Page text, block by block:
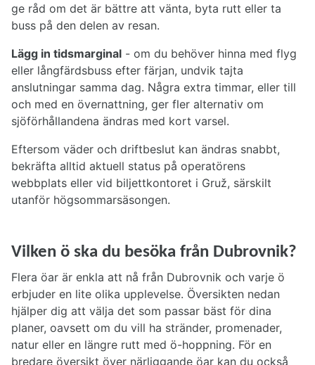
ge råd om det är bättre att vänta, byta rutt eller ta
buss på den delen av resan.
Lägg in tidsmarginal - om du behöver hinna med flyg
eller långfärdsbuss efter färjan, undvik tajta
anslutningar samma dag. Några extra timmar, eller till
och med en övernattning, ger fler alternativ om
sjöförhållandena ändras med kort varsel.
Eftersom väder och driftbeslut kan ändras snabbt,
bekräfta alltid aktuell status på operatörens
webbplats eller vid biljettkontoret i Gruž, särskilt
utanför högsommarsäsongen.
Vilken ö ska du besöka från Dubrovnik?
Flera öar är enkla att nå från Dubrovnik och varje ö
erbjuder en lite olika upplevelse. Översikten nedan
hjälper dig att välja det som passar bäst för dina
planer, oavsett om du vill ha stränder, promenader,
natur eller en längre rutt med ö-hoppning. För en
bredare översikt över närliggande öar kan du också